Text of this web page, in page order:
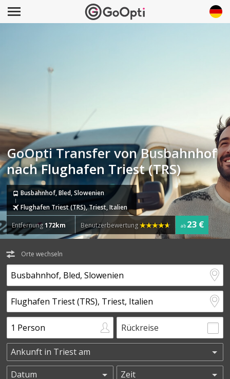
GoOpti Transfer von Busbahnhof
nach Flughafen Triest (TRS)
Busbahnhof, Bled, Slowenien
Flughafen Triest (TRS), Triest, Italien
Entfernung172km Benutzerbewertung ab 23 €
Orte wechseln
Rückreise